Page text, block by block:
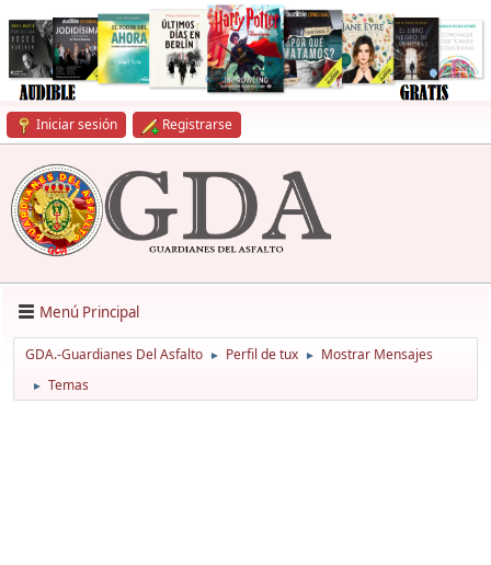
Iniciar sesión Registrarse
Menú Principal
GDA.-Guardianes Del Asfalto ► Perfil de tux ► Mostrar Mensajes
► Temas